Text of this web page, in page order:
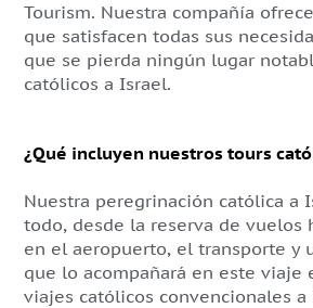
Tourism. Nuestra compañía
que satisfacen todas sus
que se pierda ningún lugar
católicos a Israel.
¿Qué incluyen nuestros tours
Nuestra peregrinación católica a
todo, desde la reserva de vuelos
en el aeropuerto, el transporte y
que lo acompañará en este viaje
viajes católicos convencionales a